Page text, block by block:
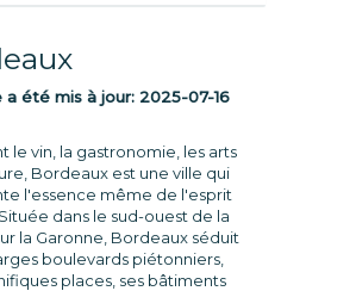
a été mis à jour: 2025-07-16
le vin, la gastronomie, les arts
Bordeaux est une ville qui
l'essence même de l'esprit
dans le sud-ouest de la
la Garonne, Bordeaux séduit
boulevards piétonniers,
places, ses bâtiments